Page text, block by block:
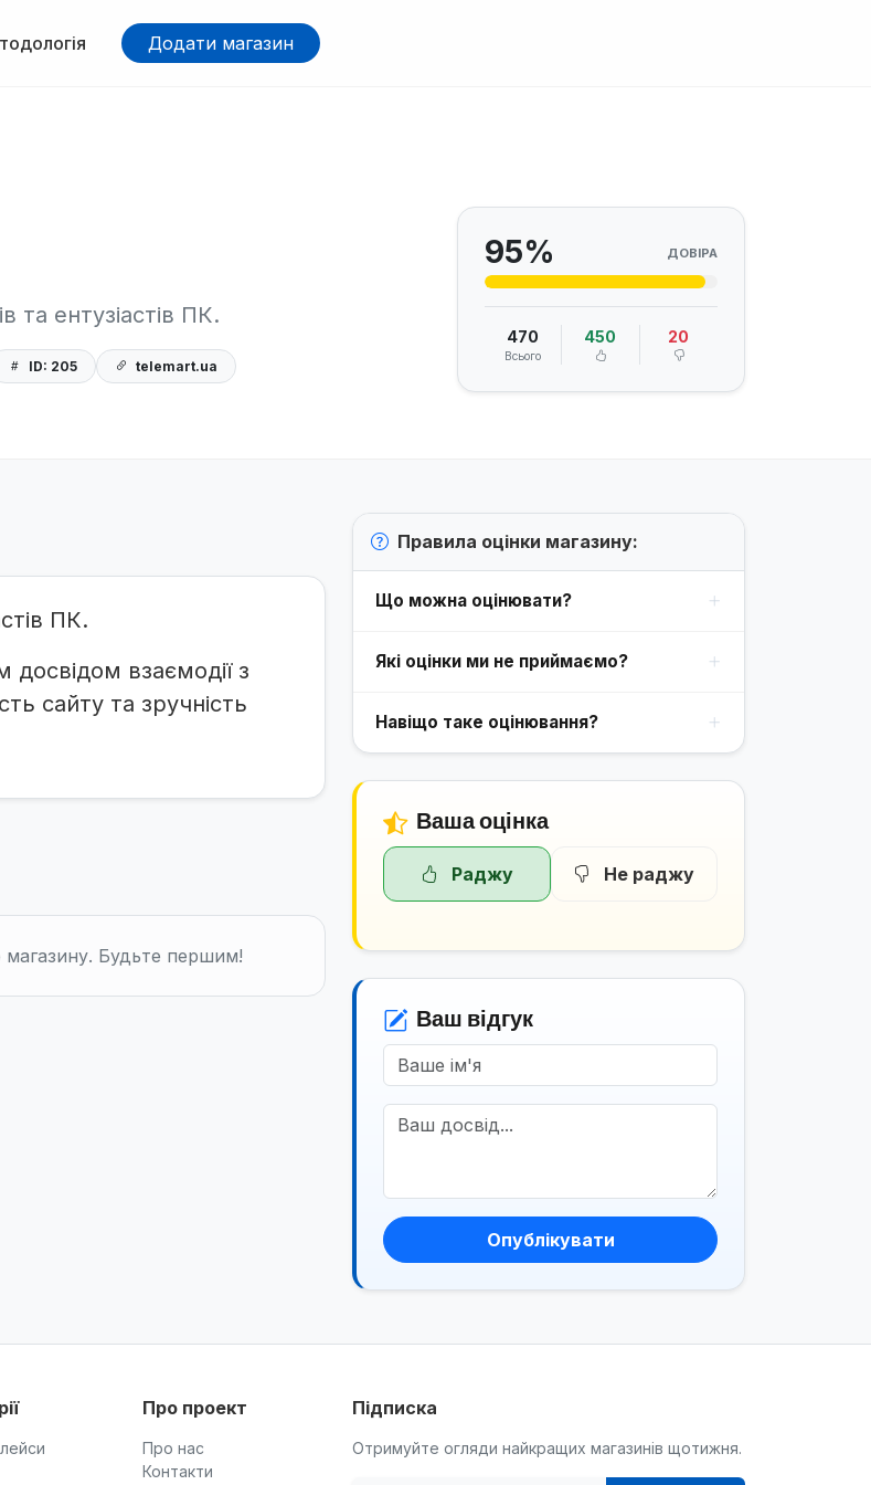
Додати магазин
та ентузіастів ПК.
ID: 205 telemart.ua
95% ДОВІРА
470
Всього
450 20
ПК.
досвідом взаємодії з
сайту та зручність
магазину. Будьте першим!
Правила оцінки магазину:
Що можна оцінювати?
Які оцінки ми не приймаємо?
Навіщо таке оцінювання?
Ваша оцінка
Раджу Не раджу
Ваш відгук
Опублікувати
Про проект
Про нас
Контакти
Підписка
Отримуйте огляди найкращих магазинів щотижня.